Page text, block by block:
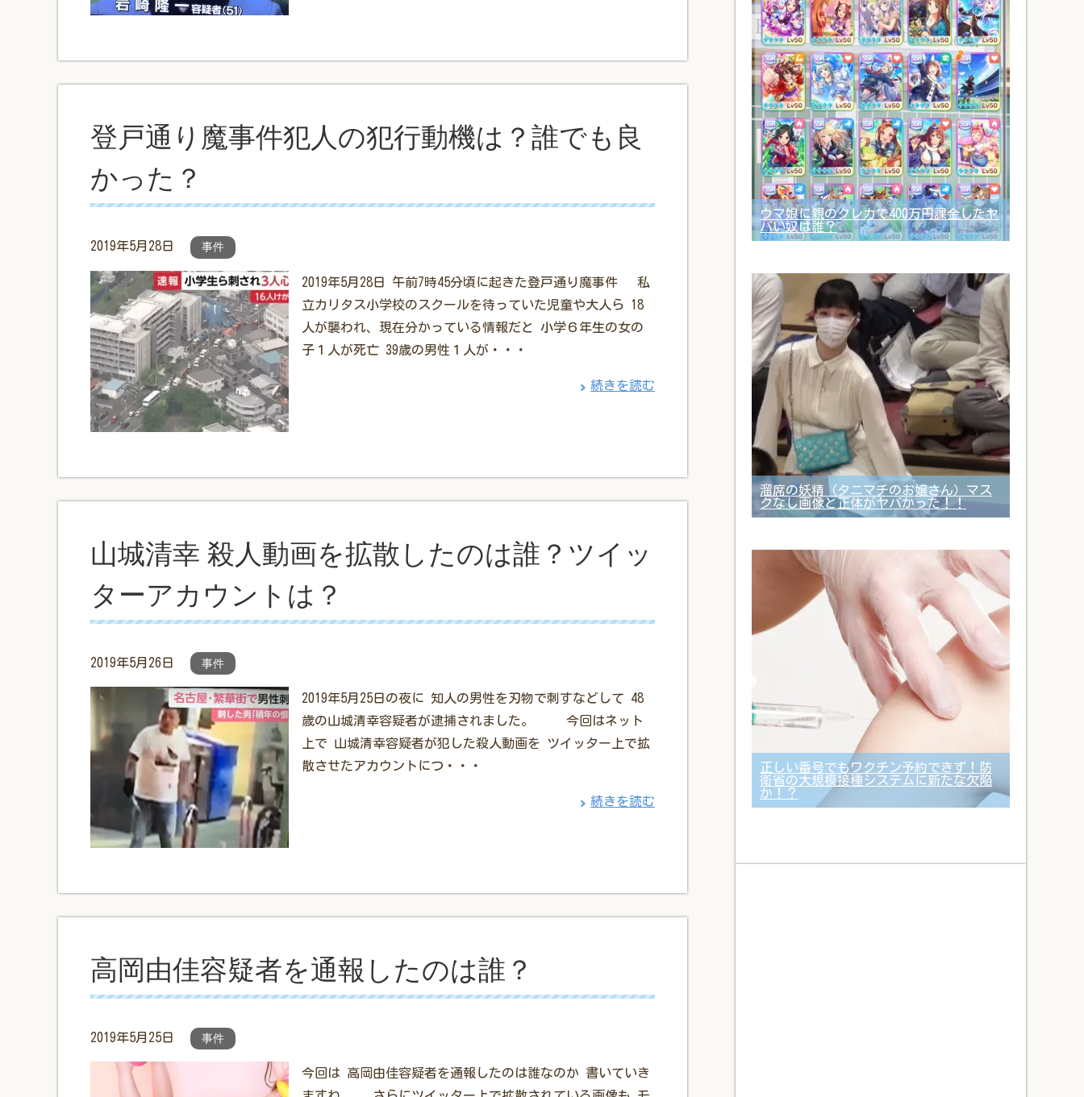
登戸通り魔事件犯人の犯行動機は？誰でも良
かった？
2019年5月28日 事件
2019年5月28日 午前7時45分頃に起きた登戸通り魔事件 私
立カリタス小学校のスクールを待っていた児童や大人ら 18
人が襲われ、現在分かっている情報だと 小学６年生の女の
子１人が死亡 39歳の男性１人が・・・
続きを読む
山城清幸 殺人動画を拡散したのは誰？ツイッ
ターアカウントは？
2019年5月26日 事件
2019年5月25日の夜に 知人の男性を刃物で刺すなどして 48
歳の山城清幸容疑者が逮捕されました。 今回はネット
上で 山城清幸容疑者が犯した殺人動画を ツイッター上で拡
散させたアカウントにつ・・・
続きを読む
高岡由佳容疑者を通報したのは誰？
2019年5月25日 事件
今回は 高岡由佳容疑者を通報したのは誰なのか 書いていき
ウマ娘に親のクレカで400万円課金したヤ
バい奴は誰？
溜席の妖精（タニマチのお嬢さん）マス
クなし画像と正体がヤバかった！！
正しい番号でもワクチン予約できず！防
衛省の大規模接種システムに新たな欠陥
か！？